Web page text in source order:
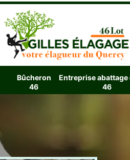
Bûcheron
46
Entreprise abattage
46